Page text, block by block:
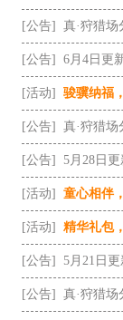
[公告] 真·狩猎
[公告] 6月4日更
[活动] 骏骥纳福
[公告] 真·狩猎
[公告] 5月28日
[活动] 童心相伴
[活动] 精华礼包
[公告] 5月21日
[公告] 真·狩猎